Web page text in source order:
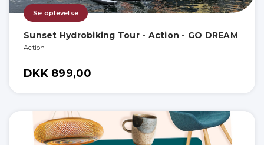
Se oplevelse
Sunset Hydrobiking Tour - Action - GO DREAM
Action
DKK 899,00